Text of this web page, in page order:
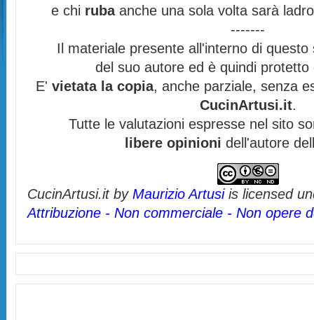
e chi rubaanche una sola volta sarà
-------
Il materiale presente all'interno di
del suo autore ed è quindi
E' vietata la copia, anche parziale, senza
CucinArtusi.it.
Tutte le valutazioni espresse nel sito
libere opinioni dell'autore
CucinArtusi.itby Maurizio Artusiis licensed
Attribuzione - Non commerciale - Non opere